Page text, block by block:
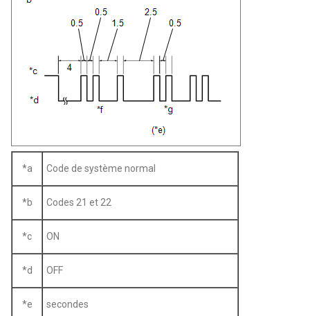
*a Code de système normal
*b Codes 21 et 22
*c ON
*d OFF
*e secondes